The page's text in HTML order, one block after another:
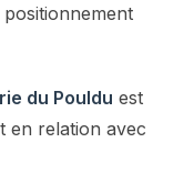
du Pouldu est
en relation avec